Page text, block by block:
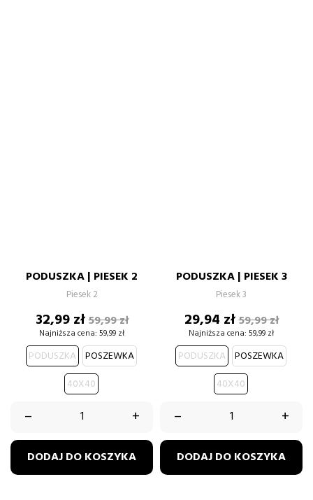
PODUSZKA | PIESEK 2
Piesek 2
Cena
32,99 złCena
podstawowa
59,99 zł
Najniższa cena: 59,99 zł
PODUSZKA
POSZEWKA
40X40
– +
DODAJ DO KOSZYKA
PODUSZKA | PIESEK 3
Piesek 3
Cena
29,94 złCena
59,99 zł
Najniższa cena: 59,99 zł
PODUSZKA
POSZEWKA
40X40
– +
DODAJ DO KOSZYKA